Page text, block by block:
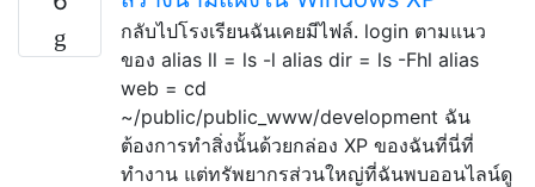
กลับไปโรงเรียนฉันเคยมีไฟล์. login ตามแนว
ของ alias ll = ls -l alias dir = ls -Fhl alias
web = cd
~/public/public_www/development ฉัน
ต้องการทำสิ่งนั้นด้วยกล่อง XP ของฉันที่นี่ที่
ทำงาน แต่ทรัพยากรส่วนใหญ่ที่ฉันพบออนไลน์ดู